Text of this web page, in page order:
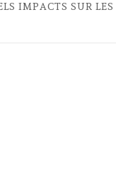
IMPACTS SUR